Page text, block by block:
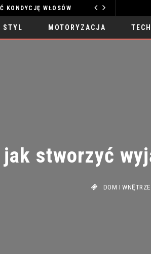
WŁOSÓW
STYL MOTORYZACJA
stworzyć